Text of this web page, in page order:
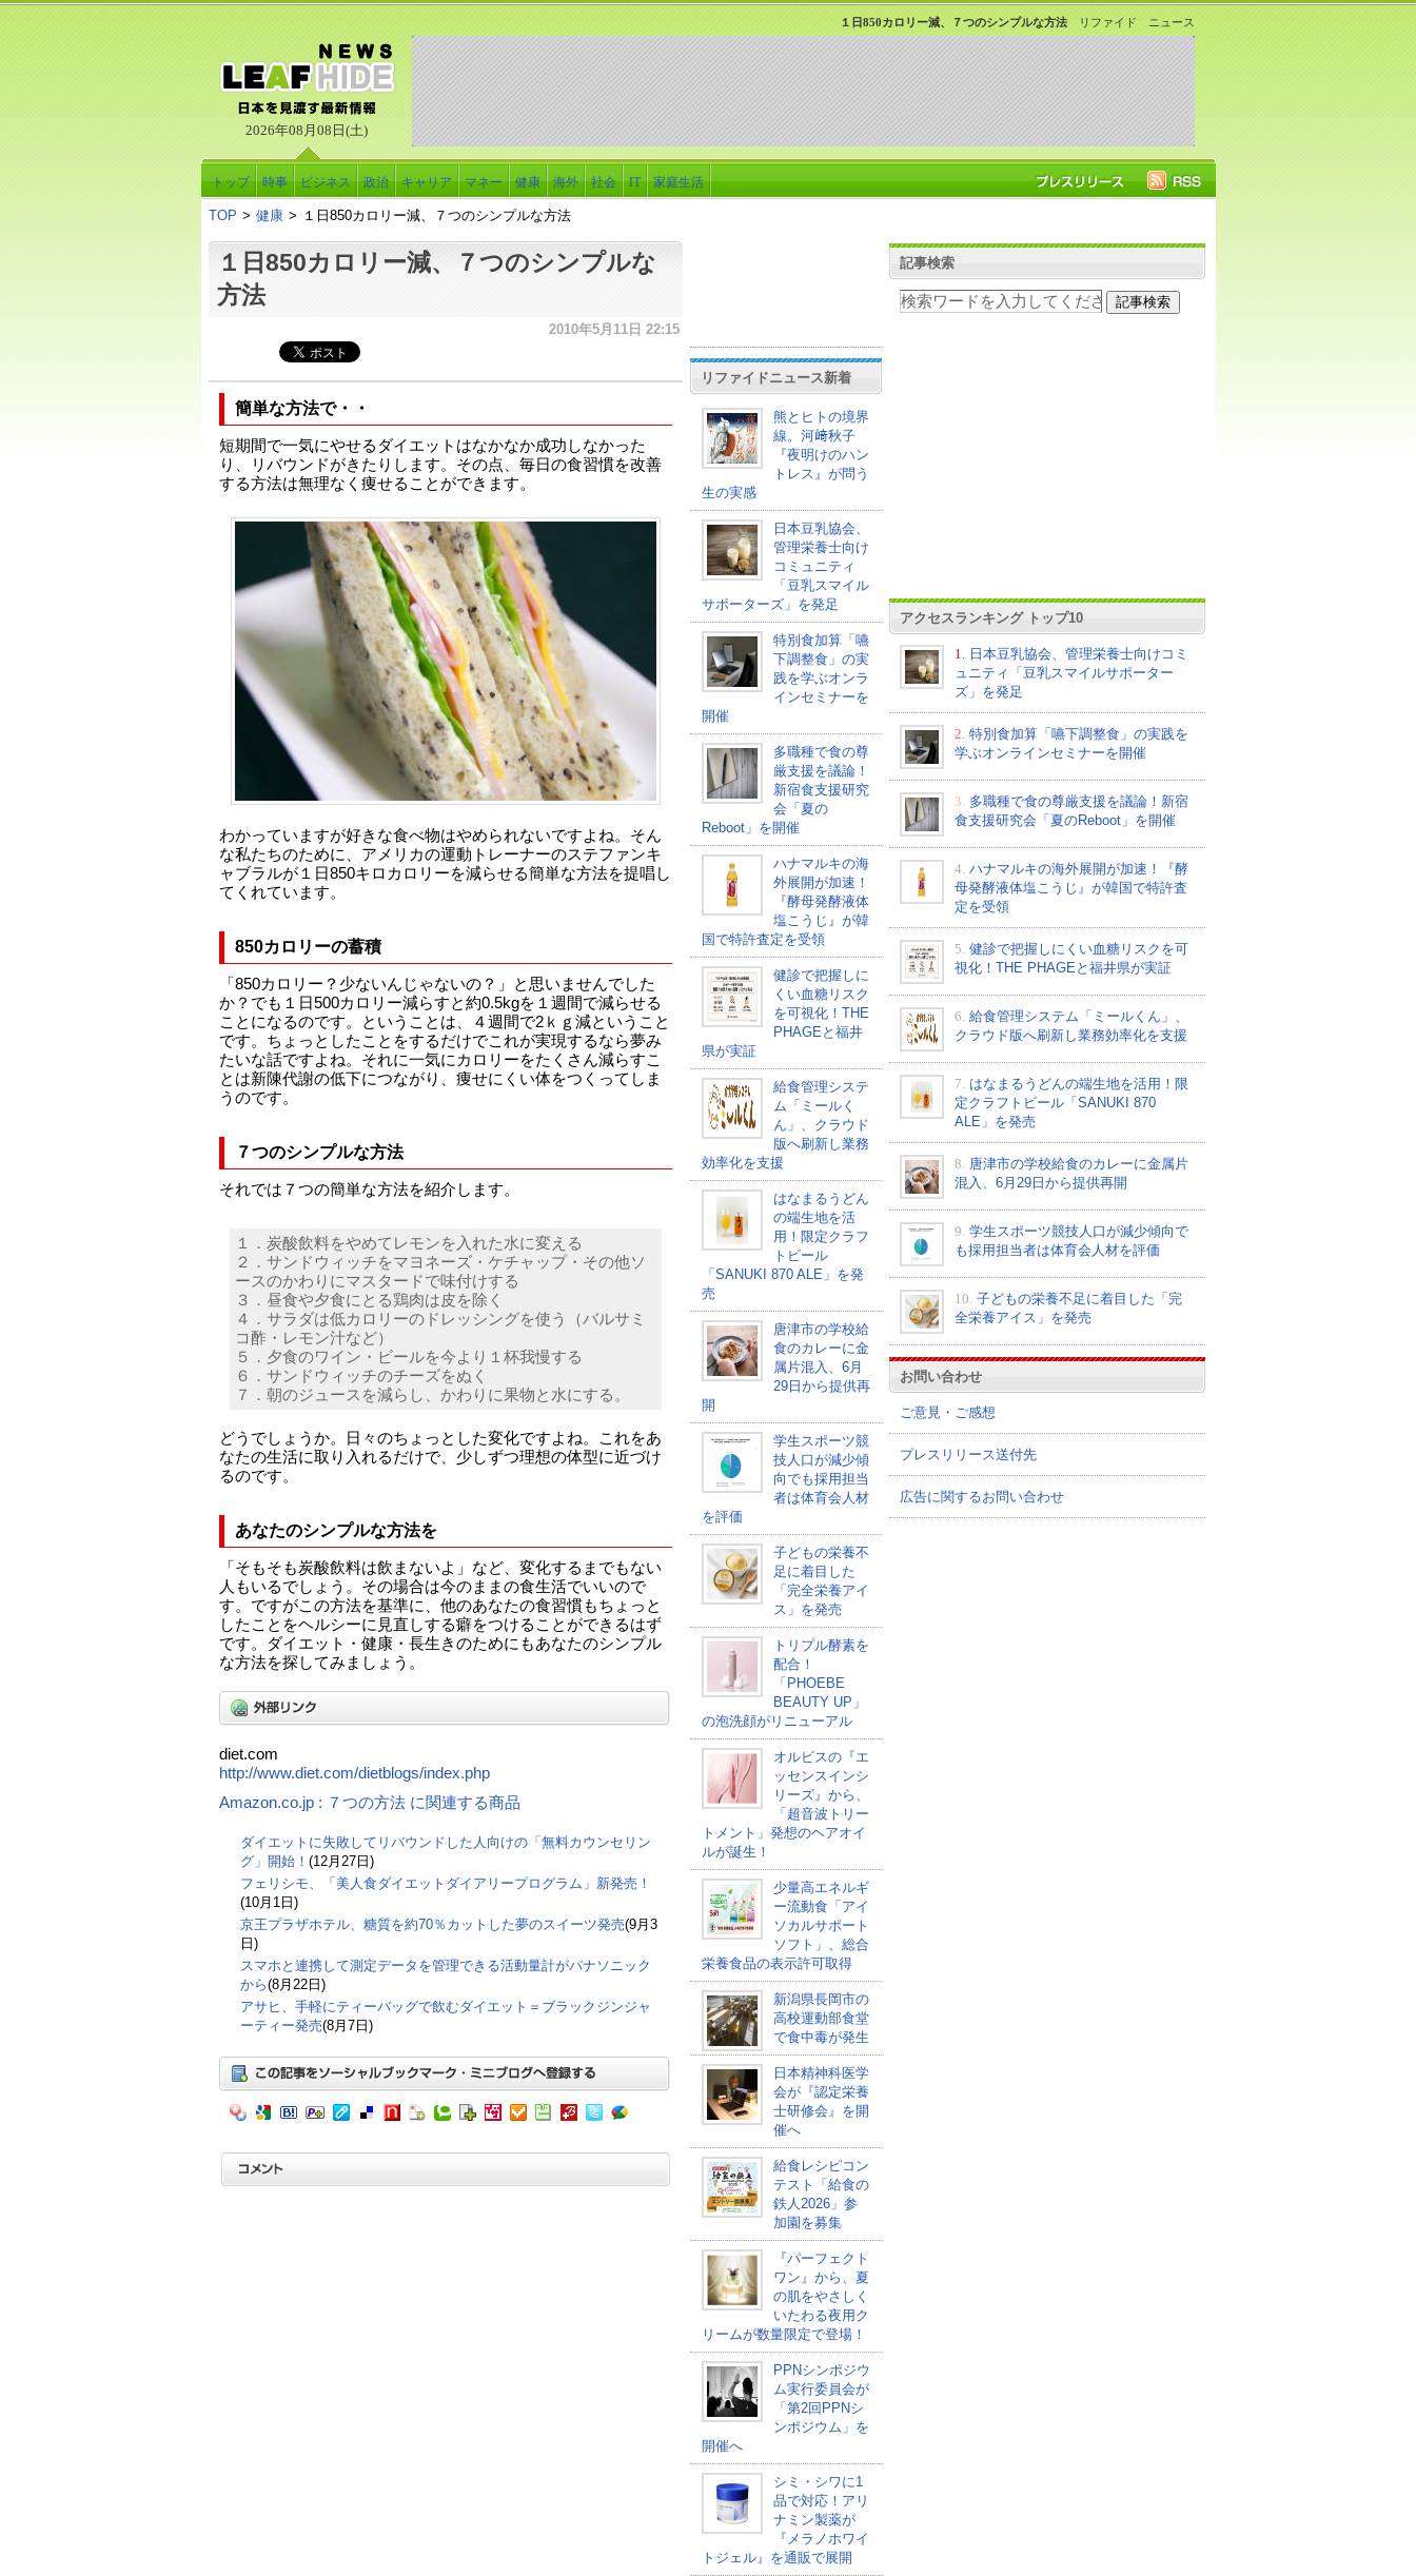
2026年08月08日(土)
リファイド ニュース
１日850カロリー減、７つのシンプルな方法
トップ 時事 ビジネス 政治 キャリア マネー 健康 海外 社会 IT 家庭生活
TOP > 健康 > １日850カロリー減、７つのシンプルな方法
１日850カロリー減、７つのシンプルな
方法
2010年5月11日 22:15
簡単な方法で・・
短期間で一気にやせるダイエットはなかなか成功しなかった
り、リバウンドがきたりします。その点、毎日の食習慣を改善
する方法は無理なく痩せることができます。
わかっていますが好きな食べ物はやめられないですよね。そん
な私たちのために、アメリカの運動トレーナーのステファンキ
ャブラルが１日850キロカロリーを減らせる簡単な方法を提唱し
てくれています。
850カロリーの蓄積
「850カロリー？少ないんじゃないの？」と思いませんでした
か？でも１日500カロリー減らすと約0.5kgを１週間で減らせる
ことになるのです。ということは、４週間で2ｋｇ減ということ
です。ちょっとしたことをするだけでこれが実現するなら夢み
たいな話ですよね。それに一気にカロリーをたくさん減らすこ
とは新陳代謝の低下につながり、痩せにくい体をつくってしま
うのです。
７つのシンプルな方法
それでは７つの簡単な方法を紹介します。
１．炭酸飲料をやめてレモンを入れた水に変える
２．サンドウィッチをマヨネーズ・ケチャップ・その他ソ
ースのかわりにマスタードで味付けする
３．昼食や夕食にとる鶏肉は皮を除く
４．サラダは低カロリーのドレッシングを使う（バルサミ
コ酢・レモン汁など）
５．夕食のワイン・ビールを今より１杯我慢する
６．サンドウィッチのチーズをぬく
７．朝のジュースを減らし、かわりに果物と水にする。
どうでしょうか。日々のちょっとした変化ですよね。これをあ
なたの生活に取り入れるだけで、少しずつ理想の体型に近づけ
るのです。
あなたのシンプルな方法を
「そもそも炭酸飲料は飲まないよ」など、変化するまでもない
人もいるでしょう。その場合は今のままの食生活でいいので
す。ですがこの方法を基準に、他のあなたの食習慣もちょっと
したことをヘルシーに見直しする癖をつけることができるはず
です。ダイエット・健康・長生きのためにもあなたのシンプル
な方法を探してみましょう。
diet.com
http://www.diet.com/dietblogs/index.php
Amazon.co.jp : ７つの方法 に関連する商品
ダイエットに失敗してリバウンドした人向けの「無料カウンセリン
グ」開始！ (12月27日)
フェリシモ、「美人食ダイエットダイアリープログラム」新発売！
(10月1日)
京王プラザホテル、糖質を約70％カットした夢のスイーツ発売(9月3
日)
スマホと連携して測定データを管理できる活動量計がパナソニック
から(8月22日)
アサヒ、手軽にティーバッグで飲むダイエット＝ブラックジンジャ
ーティー発売(8月7日)
リファイドニュース新着
熊とヒトの境界
線。河﨑秋子
『夜明けのハン
トレス』が問う
生の実感
日本豆乳協会、
管理栄養士向け
コミュニティ
「豆乳スマイル
サポーターズ」を発足
特別食加算「嚥
下調整食」の実
践を学ぶオンラ
インセミナーを
開催
多職種で食の尊
厳支援を議論！
新宿食支援研究
会「夏の
Reboot」を開催
ハナマルキの海
外展開が加速！
『酵母発酵液体
塩こうじ』が韓
国で特許査定を受領
健診で把握しに
くい血糖リスク
を可視化！THE
PHAGEと福井
県が実証
給食管理システ
ム「ミールく
ん」、クラウド
版へ刷新し業務
効率化を支援
はなまるうどん
の端生地を活
用！限定クラフ
トビール
「SANUKI 870 ALE」を発
売
唐津市の学校給
食のカレーに金
属片混入、6月
29日から提供再
開
学生スポーツ競
技人口が減少傾
向でも採用担当
者は体育会人材
を評価
子どもの栄養不
足に着目した
「完全栄養アイ
ス」を発売
トリプル酵素を
配合！
「PHOEBE
BEAUTY UP」
の泡洗顔がリニューアル
オルビスの『エ
ッセンスインシ
リーズ』から、
「超音波トリー
トメント」発想のヘアオイ
ルが誕生！
少量高エネルギ
ー流動食「アイ
ソカルサポート
ソフト」、総合
栄養食品の表示許可取得
新潟県長岡市の
高校運動部食堂
で食中毒が発生
日本精神科医学
会が『認定栄養
士研修会』を開
催へ
給食レシピコン
テスト「給食の
鉄人2026」参
加園を募集
『パーフェクト
ワン』から、夏
の肌をやさしく
いたわる夜用ク
リームが数量限定で登場！
PPNシンポジウ
ム実行委員会が
「第2回PPNシ
ンポジウム」を
開催へ
シミ・シワに1
品で対応！アリ
ナミン製薬が
『メラノホワイ
トジェル』を通販で展開
記事検索
アクセスランキング トップ10
1.
日本豆乳協会、管理栄養士向けコミ
ュニティ「豆乳スマイルサポーター
ズ」を発足
2. 特別食加算「嚥下調整食」の実践を
学ぶオンラインセミナーを開催
3. 多職種で食の尊厳支援を議論！新宿
食支援研究会「夏のReboot」を開催
4. ハナマルキの海外展開が加速！『酵
母発酵液体塩こうじ』が韓国で特許査
定を受領
5. 健診で把握しにくい血糖リスクを可
視化！THE PHAGEと福井県が実証
6. 給食管理システム「ミールくん」、
クラウド版へ刷新し業務効率化を支援
7. はなまるうどんの端生地を活用！限
定クラフトビール「SANUKI 870
ALE」を発売
8. 唐津市の学校給食のカレーに金属片
混入、6月29日から提供再開
9. 学生スポーツ競技人口が減少傾向で
も採用担当者は体育会人材を評価
10. 子どもの栄養不足に着目した「完
全栄養アイス」を発売
お問い合わせ
ご意見・ご感想
プレスリリース送付先
広告に関するお問い合わせ